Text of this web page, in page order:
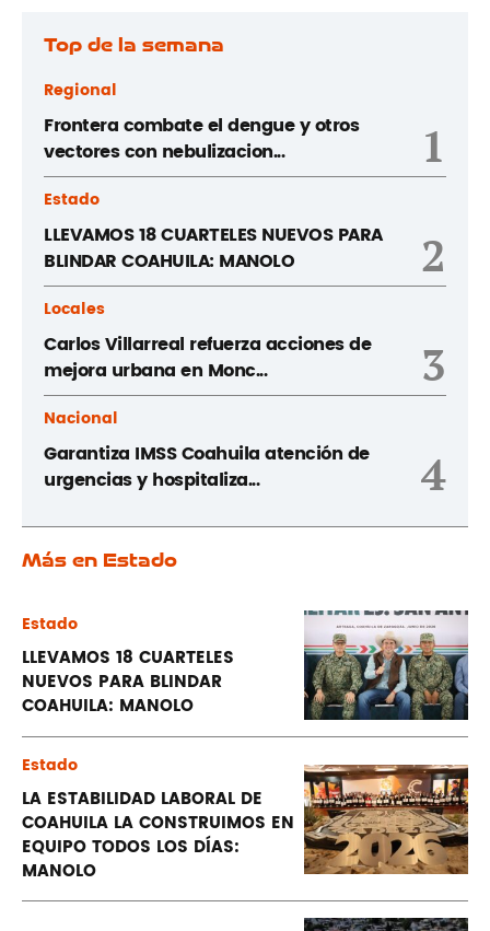
Top de la semana
Regional
Frontera combate el dengue y otros
vectores con nebulizacion...
1
Estado
LLEVAMOS 18 CUARTELES NUEVOS PARA
BLINDAR COAHUILA: MANOLO
2
Locales
Carlos Villarreal refuerza acciones de
mejora urbana en Monc...
3
Nacional
Garantiza IMSS Coahuila atención de
urgencias y hospitaliza...
4
Más en Estado
Estado
LLEVAMOS 18 CUARTELES
NUEVOS PARA BLINDAR
COAHUILA: MANOLO
Estado
LA ESTABILIDAD LABORAL DE
COAHUILA LA CONSTRUIMOS EN
EQUIPO TODOS LOS DÍAS:
MANOLO